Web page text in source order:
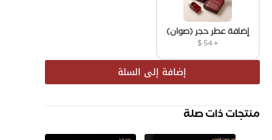
إضافة عطر حجر (صوان)
+
$54
إضافة إلى السلة
منتجات ذات صلة